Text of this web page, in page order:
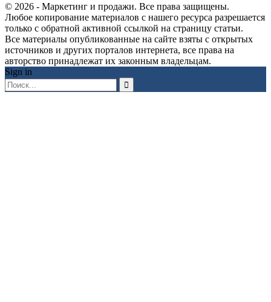
© 2026 - Маркетинг и продажи. Все права защищены.
Любое копирование материалов с нашего ресурса разрешается
только с обратной активной ссылкой на страницу статьи.
Все материалы опубликованные на сайте взяты с открытых
источников и других порталов интернета, все права на
авторство принадлежат их законным владельцам.
Sign in